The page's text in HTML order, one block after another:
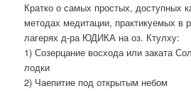
Кратко о самых простых, доступных
методах медитации, практикуемых в
лагерях д-ра ЮДИКА на оз. Ктулху:
1) Созерцание восхода или заката
лодки
2) Чаепитие под открытым небом